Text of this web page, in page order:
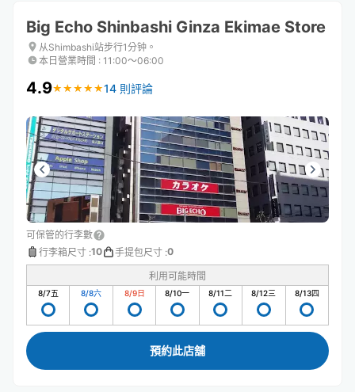
Big Echo Shinbashi Ginza Ekimae Store
从Shimbashi站步行1分钟。
本日營業時間 : 11:00〜06:00
4.9★ ★ ★ ★ ★
★ ★ ★ ★ ★14 則評論
可保管的行李數
行李箱尺寸 :10 手提包尺寸 :0
利用可能時間
8/7五 8/8六 8/9日 8/10一 8/11二 8/12三 8/13四
預約此店舖